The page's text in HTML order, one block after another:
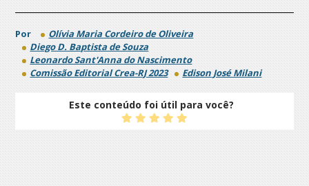
Por
Olívia Maria Cordeiro de Oliveira
Diego D. Baptista de Souza
Leonardo Sant'Anna do Nascimento
Comissão Editorial Crea-RJ 2023
Edison José Milani
Este conteúdo foi útil para você?